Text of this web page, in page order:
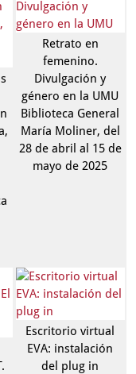
Retrato en
femenino.
Divulgación y
género en la UMU
Biblioteca General
María Moliner, del
28 de abril al 15 de
mayo de 2025
Escritorio virtual
EVA: instalación
del plug in